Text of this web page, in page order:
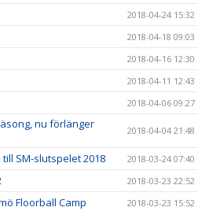
2018-04-24 15:32
2018-04-18 09:03
2018-04-16 12:30
2018-04-11 12:43
2018-04-06 09:27
nu förlänger
2018-04-04 21:48
till SM-slutspelet 2018 2018-03-24 07:40
2018-03-23 22:52
Floorball Camp 2018-03-23 15:52